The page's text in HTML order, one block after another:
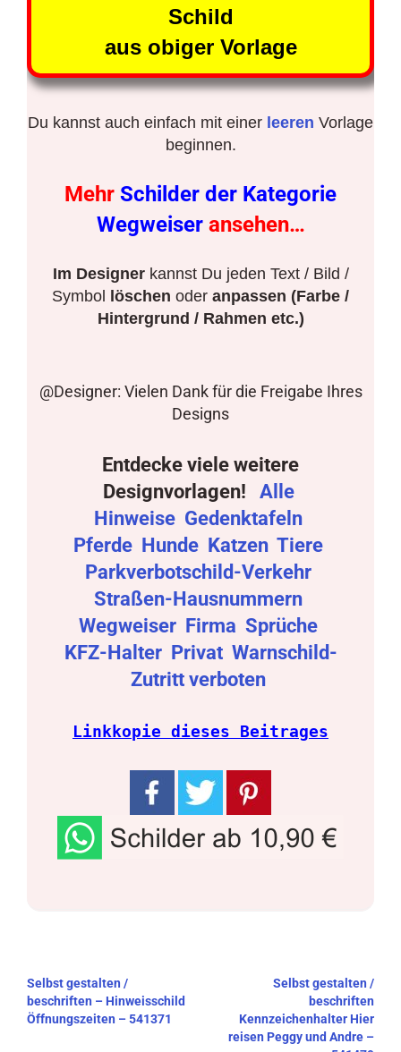
Schild
aus obiger Vorlage
Du kannst auch einfach mit einer leeren Vorlage
beginnen.
Mehr Schilder der Kategorie
Wegweiser ansehen…
Im Designerkannst Du jeden Text / Bild /
Symbol
löschen oder anpassen (Farbe /
Hintergrund / Rahmen etc.)
@Designer: Vielen Dank für die Freigabe Ihres
Designs
Entdecke viele weitere
Designvorlagen!
Alle
Hinweise Gedenktafeln
Pferde Hunde Katzen Tiere
Parkverbotschild-Verkehr
Straßen-Hausnummern
Wegweiser Firma Sprüche
KFZ-Halter Privat Warnschild-
Zutritt verboten
Linkkopie dieses Beitrages
Beitragsnavigation
Selbst gestalten /
beschriften – Hinweisschild
Öffnungszeiten – 541371
Selbst gestalten /
beschriften
Kennzeichenhalter Hier
reisen Peggy und Andre –